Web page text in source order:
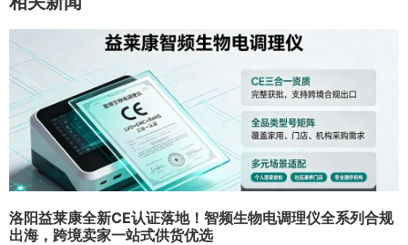
洛阳益莱康全新CE认证落地！智频生物电调理仪全系列合规
出海，跨境卖家一站式供货优选